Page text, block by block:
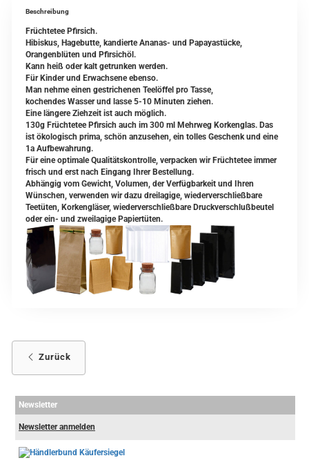
Beschreibung
Früchtetee Pfirsich.
Hibiskus, Hagebutte, kandierte Ananas- und Papayastücke,
Orangenblüten und Pfirsichöl.
Kann heiß oder kalt getrunken werden.
Für Kinder und Erwachsene ebenso.
Man nehme einen gestrichenen Teelöffel pro Tasse,
kochendes Wasser und lasse 5-10 Minuten ziehen.
Eine längere Ziehzeit ist auch möglich.
130g Früchtetee Pfirsich auch im 300 ml Mehrweg Korkenglas. Das
ist ökologisch prima, schön anzusehen, ein tolles Geschenk und eine
1a Aufbewahrung.
Für eine optimale Qualitätskontrolle, verpacken wir Früchtetee immer
frisch und erst nach Eingang Ihrer Bestellung.
Abhängig vom Gewicht, Volumen, der Verfügbarkeit und Ihren
Wünschen, verwenden wir dazu dreilagige, wiederverschließbare
Teetüten, Korkengläser, wiederverschließbare Druckverschlußbeutel
oder ein- und zweilagige Papiertüten.
Zurück
Newsletter
Newsletter anmelden